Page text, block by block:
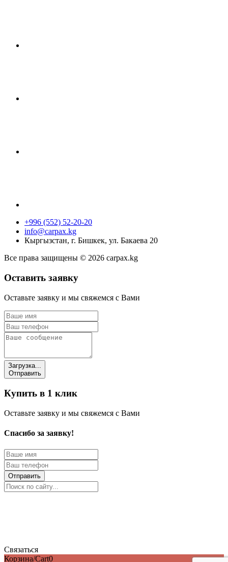
+996 (552) 52-20-20
info@carpax.kg
Кыргызстан, г. Бишкек, ул. Бакаева 20
Все права защищены © 2026 carpax.kg
Оставить заявку
Оставьте заявку и мы свяжемся с Вами
Загрузка...
Отправить
Купить в 1 клик
Оставьте заявку и мы свяжемся с Вами
Спасибо за заявку!
Отправить
Связаться
Корзина/Cart0